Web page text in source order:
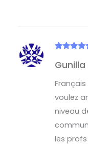
5
Gunilla
voulez
niveau
les